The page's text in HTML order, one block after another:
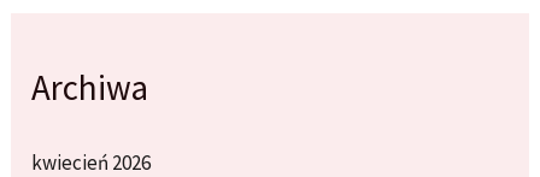
Archiwa
kwiecień 2026